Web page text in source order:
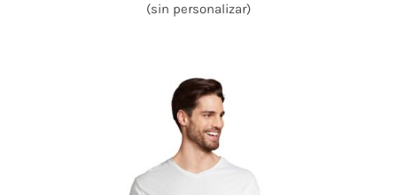
(sin personalizar)